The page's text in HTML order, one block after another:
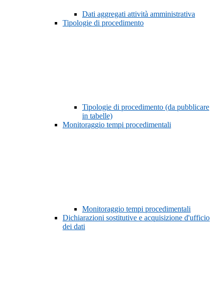
Dati aggregati attività amministrativa
Tipologie di procedimento
Tipologie di procedimento (da pubblicare
in tabelle)
Monitoraggio tempi procedimentali
Monitoraggio tempi procedimentali
Dichiarazioni sostitutive e acquisizione d'ufficio
dei dati